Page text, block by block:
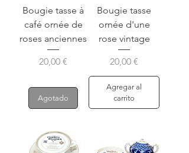
Bougie tasse à
café ornée de
roses anciennes
Precio
20,00 €
Agotado
Bougie tasse
ornée d'une
rose vintage
Precio
20,00 €
Agregar al
carrito